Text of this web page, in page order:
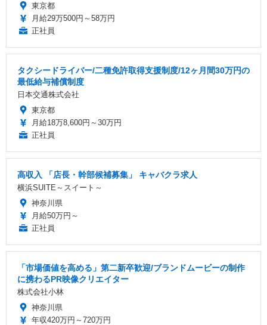
東京都
月給29万500円～58万円
正社員
タクシードライバー/二種免許取得支援制度/12ヶ月間30万円の
最低給与補償制度
日本交通株式会社
東京都
月給18万8,600円～30万円
正社員
高収入 「店長・幹部候補募集」 キャバクラ求人
横浜SUITE～スイート～
神奈川県
月給50万円～
正社員
「市場価値を高める」第二新卒歓迎/ブランドムービーの制作
に携わるPR映像クリエイター
株式会社小林
神奈川県
年収420万円～720万円